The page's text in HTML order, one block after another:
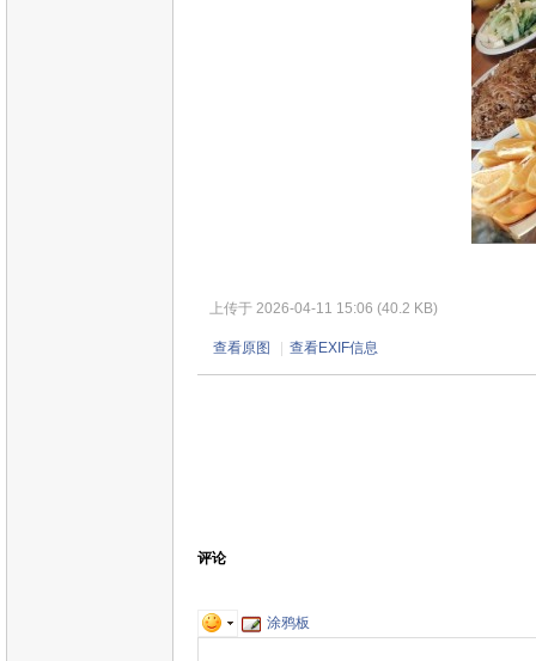
上传于 2026-04-11 15:06 (40.2 KB)
查看原图 查看EXIF信息
评论
涂鸦板